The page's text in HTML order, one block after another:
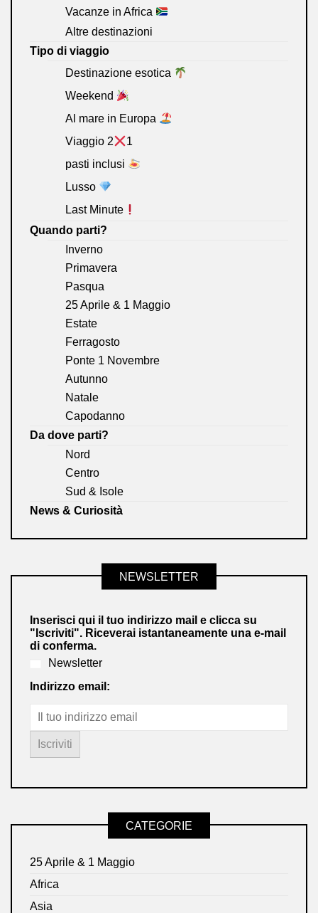
Vacanze in Africa
Altre destinazioni
Tipo di viaggio
Destinazione esotica
Weekend
Al mare in Europa
Viaggio 2
1
pasti inclusi
Lusso
Last Minute
Quando parti?
Inverno
Primavera
Pasqua
25 Aprile & 1 Maggio
Estate
Ferragosto
Ponte 1 Novembre
Autunno
Natale
Capodanno
Da dove parti?
Nord
Centro
Sud & Isole
News & Curiosità
NEWSLETTER
Inserisci qui il tuo indirizzo mail e clicca su
"Iscriviti". Riceverai istantaneamente una e-mail
di conferma.
Newsletter
Indirizzo email:
CATEGORIE
25 Aprile & 1 Maggio
Africa
Asia